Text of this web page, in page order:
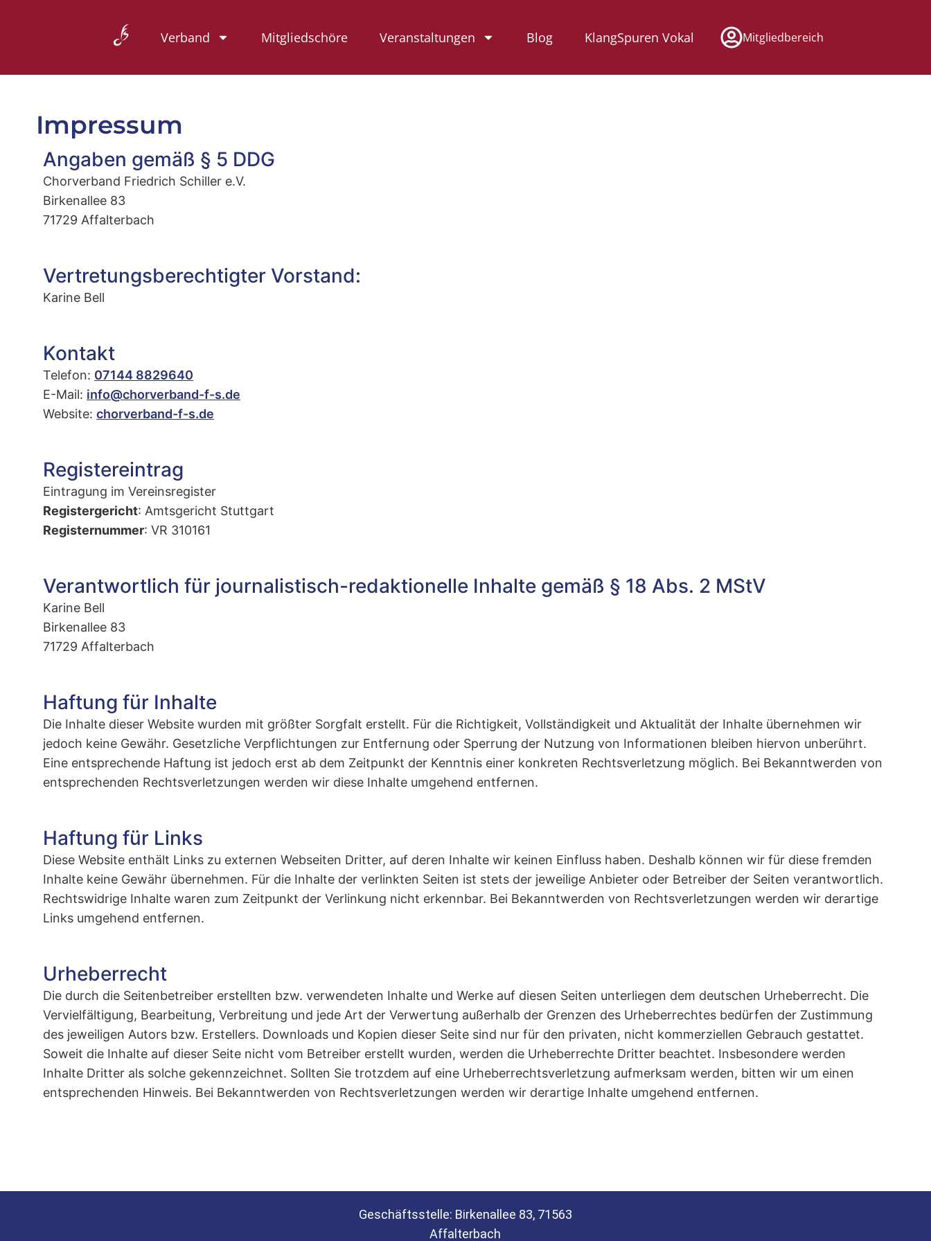
Verband Mitgliedschöre Veranstaltungen Blog KlangSpuren Vokal Mitgliedbereich
Impressum
Angaben gemäß § 5 DDG
Chorverband Friedrich Schiller e.V.
Birkenallee 83
71729 Affalterbach
Vertretungsberechtigter Vorstand:
Karine Bell
Kontakt
Telefon: 07144 8829640
E-Mail: info@chorverband-f-s.de
Website: chorverband-f-s.de
Registereintrag
Eintragung im Vereinsregister
Registergericht: Amtsgericht Stuttgart
Registernummer: VR 310161
Verantwortlich für journalistisch-redaktionelle Inhalte gemäß § 18 Abs. 2 MStV
Karine Bell
Birkenallee 83
71729 Affalterbach
Haftung für Inhalte
Die Inhalte dieser Website wurden mit größter Sorgfalt erstellt. Für die Richtigkeit, Vollständigkeit und Aktualität der Inhalte übernehmen wir
jedoch keine Gewähr. Gesetzliche Verpflichtungen zur Entfernung oder Sperrung der Nutzung von Informationen bleiben hiervon unberührt.
Eine entsprechende Haftung ist jedoch erst ab dem Zeitpunkt der Kenntnis einer konkreten Rechtsverletzung möglich. Bei Bekanntwerden von
entsprechenden Rechtsverletzungen werden wir diese Inhalte umgehend entfernen.
Haftung für Links
Diese Website enthält Links zu externen Webseiten Dritter, auf deren Inhalte wir keinen Einfluss haben. Deshalb können wir für diese fremden
Inhalte keine Gewähr übernehmen. Für die Inhalte der verlinkten Seiten ist stets der jeweilige Anbieter oder Betreiber der Seiten verantwortlich.
Rechtswidrige Inhalte waren zum Zeitpunkt der Verlinkung nicht erkennbar. Bei Bekanntwerden von Rechtsverletzungen werden wir derartige
Links umgehend entfernen.
Urheberrecht
Die durch die Seitenbetreiber erstellten bzw. verwendeten Inhalte und Werke auf diesen Seiten unterliegen dem deutschen Urheberrecht. Die
Vervielfältigung, Bearbeitung, Verbreitung und jede Art der Verwertung außerhalb der Grenzen des Urheberrechtes bedürfen der Zustimmung
des jeweiligen Autors bzw. Erstellers. Downloads und Kopien dieser Seite sind nur für den privaten, nicht kommerziellen Gebrauch gestattet.
Soweit die Inhalte auf dieser Seite nicht vom Betreiber erstellt wurden, werden die Urheberrechte Dritter beachtet. Insbesondere werden
Inhalte Dritter als solche gekennzeichnet. Sollten Sie trotzdem auf eine Urheberrechtsverletzung aufmerksam werden, bitten wir um einen
entsprechenden Hinweis. Bei Bekanntwerden von Rechtsverletzungen werden wir derartige Inhalte umgehend entfernen.
Geschäftsstelle: Birkenallee 83, 71563
Affalterbach